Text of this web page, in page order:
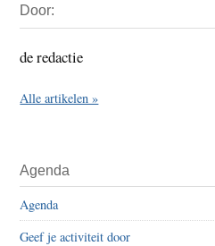
Sidebar
Door:
de redactie
Alle artikelen »
Agenda
Agenda
Geef je activiteit door